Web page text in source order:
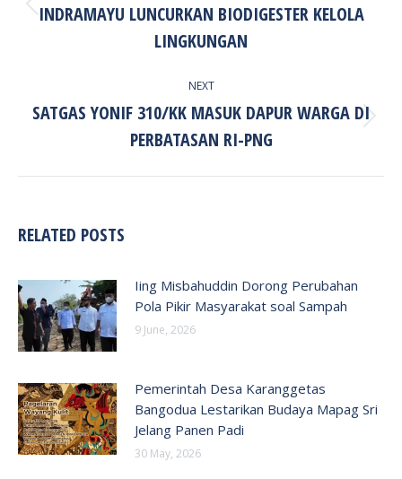
Previous
post:
INDRAMAYU LUNCURKAN BIODIGESTER KELOLA
LINGKUNGAN
NEXT
Next
post:
SATGAS YONIF 310/KK MASUK DAPUR WARGA DI
PERBATASAN RI-PNG
RELATED POSTS
Iing Misbahuddin Dorong Perubahan
Pola Pikir Masyarakat soal Sampah
9 June, 2026
Pemerintah Desa Karanggetas
Bangodua Lestarikan Budaya Mapag Sri
Jelang Panen Padi
30 May, 2026